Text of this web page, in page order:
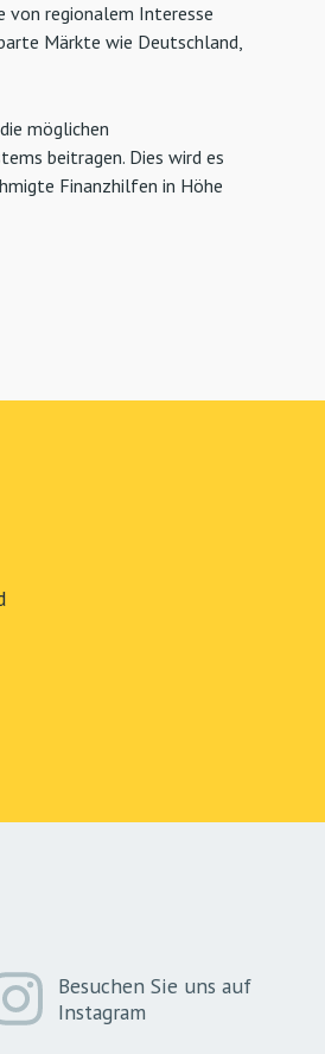
von regionalem Interesse
Märkte wie Deutschland,
möglichen
beitragen. Dies wird es
Finanzhilfen in Höhe
Besuchen Sie uns auf
Instagram